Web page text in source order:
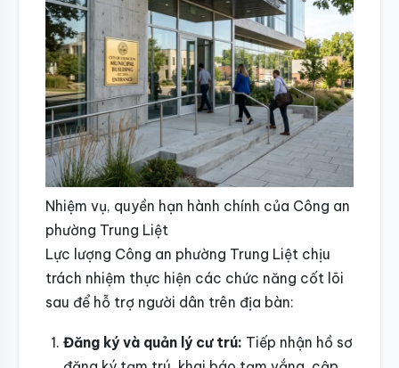
Nhiệm vụ, quyền hạn hành chính của Công an
phường Trung Liệt
Lực lượng Công an phường Trung Liệt chịu
trách nhiệm thực hiện các chức năng cốt lõi
sau để hỗ trợ người dân trên địa bàn:
Đăng ký và quản lý cư trú: Tiếp nhận hồ sơ